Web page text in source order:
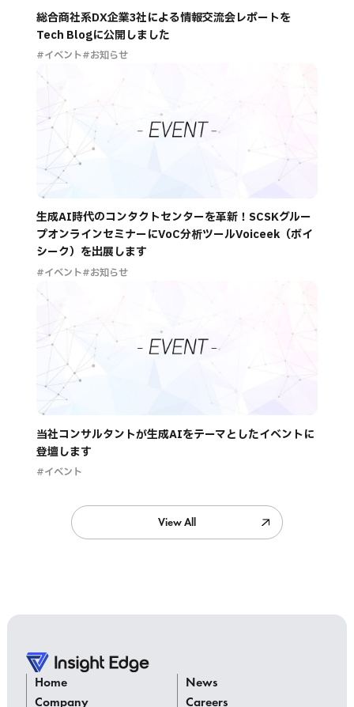
総合商社系DX企業3社による情報交流会レポートを
Tech Blogに公開しました
#イベント#お知らせ
生成AI時代のコンタクトセンターを革新！SCSKグルー
プオンラインセミナーにVoC分析ツールVoiceek（ボイ
シーク）を出展します
#イベント#お知らせ
当社コンサルタントが生成AIをテーマとしたイベントに
登壇します
#イベント
View All
Home
Company
News
Careers